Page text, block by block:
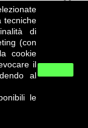
tecniche
di
(con
cookie
il
al
le
prevede che i
previa
per il
in cui il